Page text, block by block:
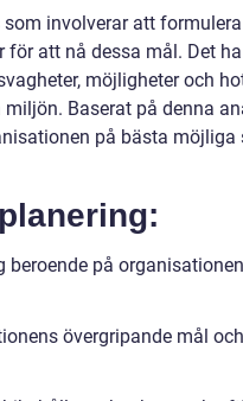
involverar att
att nå dessa mål. Det
möjligheter och
Baserat på denna
på bästa möjliga
på
övergripande mål